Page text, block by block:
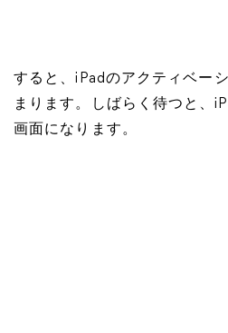
すると、iPadのアクティベー
まります。しばらく待つと、
画面になります。